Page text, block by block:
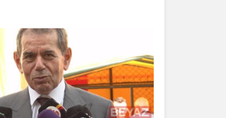
Modu
modunu seçin.
Modu
modunu seçin.